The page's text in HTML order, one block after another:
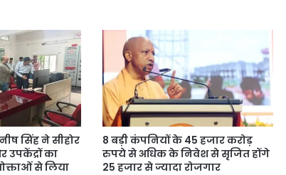
सिंह ने सीहोर
उपकेंद्रों का
से लिया
8 बड़ी कंपनियों के 45 हजार करोड़
रुपये से अधिक के निवेश से सृजित होंगे
25 हजार से ज्यादा रोजगार